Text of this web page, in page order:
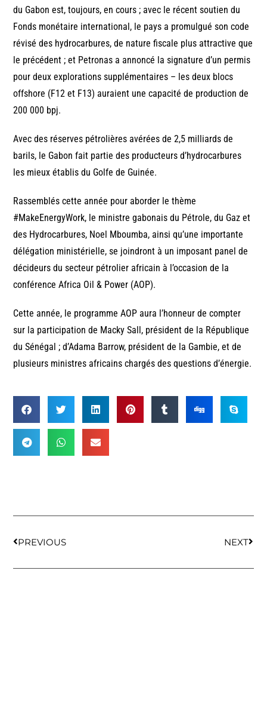
du Gabon est, toujours, en cours ; avec le récent soutien du
Fonds monétaire international, le pays a promulgué son code
révisé des hydrocarbures, de nature fiscale plus attractive que
le précédent ; et Petronas a annoncé la signature d’un permis
pour deux explorations supplémentaires – les deux blocs
offshore (F12 et F13) auraient une capacité de production de
200 000 bpj.
Avec des réserves pétrolières avérées de 2,5 milliards de
barils, le Gabon fait partie des producteurs d’hydrocarbures
les mieux établis du Golfe de Guinée.
Rassemblés cette année pour aborder le thème
#MakeEnergyWork, le ministre gabonais du Pétrole, du Gaz et
des Hydrocarbures, Noel Mboumba, ainsi qu’une importante
délégation ministérielle, se joindront à un imposant panel de
décideurs du secteur pétrolier africain à l’occasion de la
conférence Africa Oil & Power (AOP).
Cette année, le programme AOP aura l’honneur de compter
sur la participation de Macky Sall, président de la République
du Sénégal ; d’Adama Barrow, président de la Gambie, et de
plusieurs ministres africains chargés des questions d’énergie.
PREVIOUS NEXT